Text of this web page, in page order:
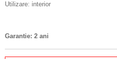
Utilizare: interior
Garantie: 2 ani